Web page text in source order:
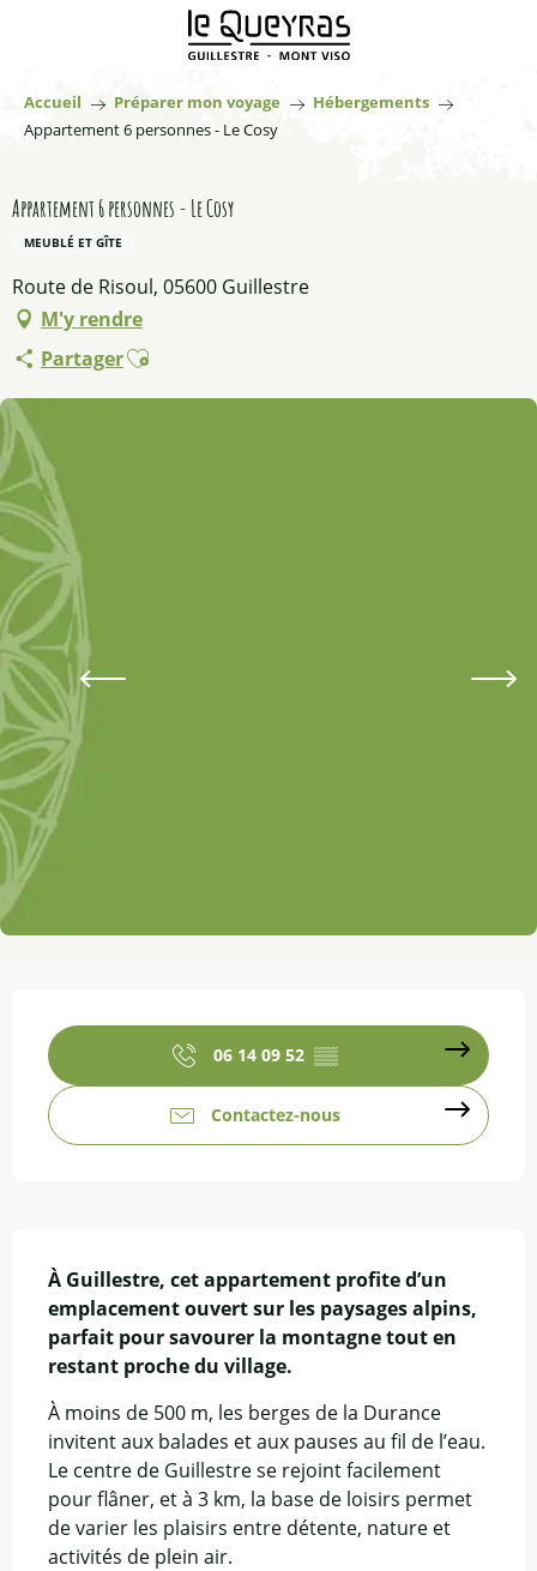
principal
Accueil Préparer mon voyage
Hébergements
Appartement 6 personnes - Le Cosy
Appartement 6 personnes - Le Cosy
MEUBLÉ ET GÎTE
Route de Risoul, 05600 Guillestre
M'y rendre
PartagerAjouter aux favoris
06 14 09 52 ▒▒
Contactez-nous
À Guillestre, cet appartement profite d’un
emplacement ouvert sur les paysages alpins,
parfait pour savourer la montagne tout en
restant proche du village.
À moins de 500 m, les berges de la Durance
invitent aux balades et aux pauses au fil de l’eau.
Le centre de Guillestre se rejoint facilement
pour flâner, et à 3 km, la base de loisirs permet
de varier les plaisirs entre détente, nature et
activités de plein air.